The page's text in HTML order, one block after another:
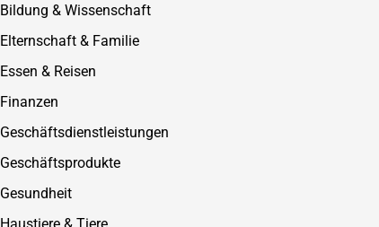
Bildung & Wissenschaft
Elternschaft & Familie
Essen & Reisen
Finanzen
Geschäftsdienstleistungen
Geschäftsprodukte
Gesundheit